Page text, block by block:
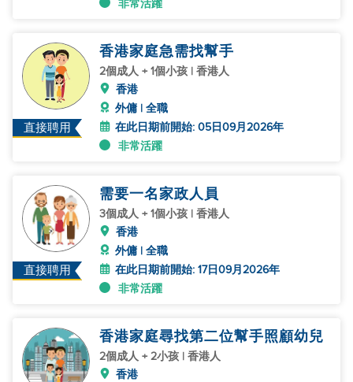
非常活躍
直接聘用
香港家庭急需找幫手
2個成人 + 1個小孩 | 香港人
香港
外傭 | 全職
在此日期前開始: 05日09月2026年
非常活躍
直接聘用
需要一名家政人員
3個成人 + 1個小孩 | 香港人
香港
外傭 | 全職
在此日期前開始: 17日09月2026年
非常活躍
香港家庭尋找第二位幫手照顧幼兒
2個成人 + 2小孩 | 香港人
香港